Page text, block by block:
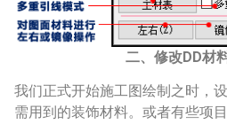
二、修改DD材
我们正式开始施工图绘制之时，
需用到的装饰材料。或者有些项